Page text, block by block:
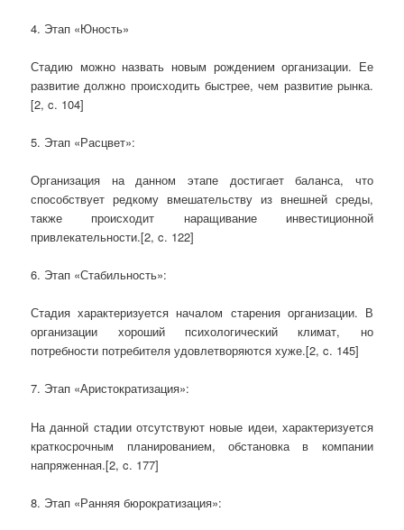
4. Этап «Юность»
Стадию можно назвать новым рождением организации. Ее
развитие должно происходить быстрее, чем развитие рынка.
[2, c. 104]
5. Этап «Расцвет»:
Организация на данном этапе достигает баланса, что
способствует редкому вмешательству из внешней среды,
также происходит наращивание инвестиционной
привлекательности.[2, c. 122]
6. Этап «Стабильность»:
Стадия характеризуется началом старения организации. В
организации хороший психологический климат, но
потребности потребителя удовлетворяются хуже.[2, c. 145]
7. Этап «Аристократизация»:
На данной стадии отсутствуют новые идеи, характеризуется
краткосрочным планированием, обстановка в компании
напряженная.[2, c. 177]
8. Этап «Ранняя бюрократизация»: